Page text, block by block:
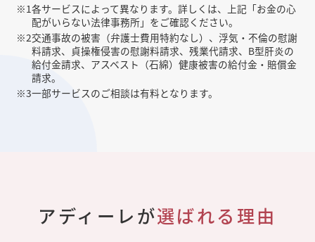
※1各サービスによって異なります。詳しくは、上記「お金の心
配がいらない法律事務所」をご確認ください。
※2交通事故の被害（弁護士費用特約なし）、浮気・不倫の慰謝
料請求、貞操権侵害の慰謝料請求、残業代請求、B型肝炎の
給付金請求、アスベスト（石綿）健康被害の給付金・賠償金
請求。
※3一部サービスのご相談は有料となります。
アディーレが選ばれる理由